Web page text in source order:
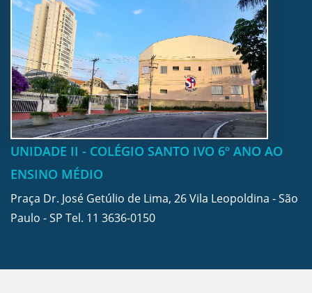
UNIDADE II - COLÉGIO SANTO IVO 6º ANO AO
ENSINO MÉDIO
Praça Dr. José Getúlio de Lima, 26 Vila Leopoldina - São
Paulo - SP Tel. 11 3636-0150